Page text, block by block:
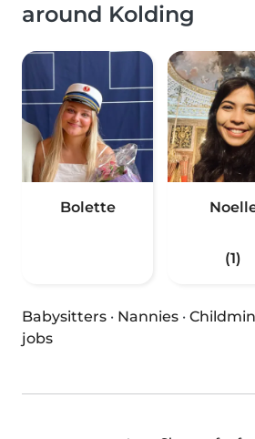
around Kolding
Bolette
(1)
Babysitters · Nannies ·
jobs